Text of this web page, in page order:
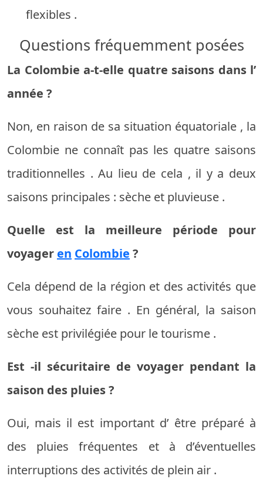
flexibles .
Questions fréquemment posées
La Colombie a-t-elle quatre saisons dans l’
année ?
Non, en raison de sa situation équatoriale , la
Colombie ne connaîtpas les quatre saisons
traditionnelles . Au lieu de cela , il y a deux
saisons principales : sèche et pluvieuse .
Quelle est la meilleure période
pour
voyager en Colombie ?
Cela dépend de la région et des activités que
vous souhaitez faire . En général, la saison
sèche est privilégiée pour le tourisme .
Est -il sécuritaire de voyager pendant la
saison des pluies?
Oui, mais il est important d’ être préparé à
des pluies
fréquentes et à
d’éventuelles
interruptions des activités de plein air .